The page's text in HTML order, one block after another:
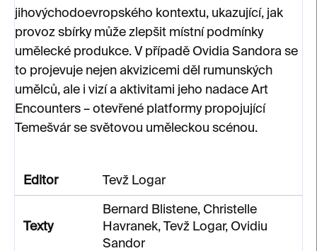
jihovýchodoevropského kontextu, ukazující, jak
provoz sbírky může zlepšit místní podmínky
umělecké produkce. V případě Ovidia Sandora se
to projevuje nejen akvizicemi děl rumunských
umělců, ale i vizí a aktivitami jeho nadace Art
Encounters – otevřené platformy propojující
Temešvár se světovou uměleckou scénou.
Editor Tevž Logar
Texty
Bernard Blistene, Christelle
Havranek, Tevž Logar, Ovidiu
Sandor